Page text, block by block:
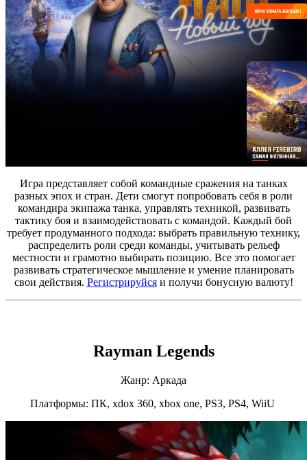
Игра представляет собой командные сражения на танках
разных эпох и стран. Дети смогут попробовать себя в роли
командира экипажа танка, управлять техникой, развивать
тактику боя и взаимодействовать с командой. Каждый бой
требует продуманного подхода: выбрать правильную технику,
распределить роли среди команды, учитывать рельеф
местности и грамотно выбирать позицию. Все это помогает
развивать стратегическое мышление и умение планировать
свои действия. Регистрируйсяи получи бонусную валюту!
Rayman Legends
Жанр: Аркада
Платформы: ПК, xdox 360, xbox one, PS3, PS4, WiiU